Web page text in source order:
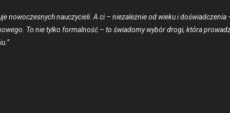
nowoczes­nych nauczy­cieli. A ci – nieza­leżnie od wieku i doświad­czenia
To nie tylko for­mal­ność – to świadomy wybór dro­gi, która